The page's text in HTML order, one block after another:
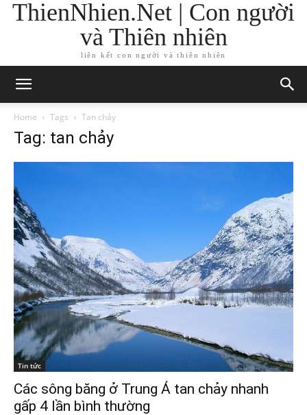
ThienNhien.Net | Con người
và Thiên nhiên
liên kết con người và thiên nhiên
Home Tags Tan chảy
Tag: tan chảy
Tin tức
Các sông băng ở Trung Á tan chảy nhanh
gấp 4 lần bình thường